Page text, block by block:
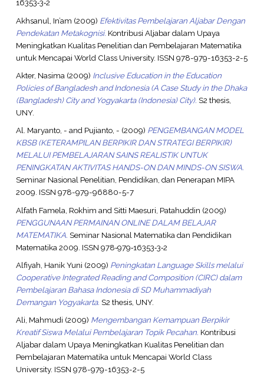
16353‐3‐2
Akhsanul, In’am (2009) Efektivitas Pembelajaran Aljabar Dengan
Pendekatan Metakognisi. Kontribusi Aljabar dalam Upaya
Meningkatkan Kualitas Penelitian dan Pembelajaran Matematika
untuk Mencapai World Class University. ISSN 978-979-16353-2-5
Akter, Nasima (2009) Inclusive Education in the Education
Policies of Bangladesh and Indonesia (A Case Study in the Dhaka
(Bangladesh) City and Yogyakarta (Indonesia) City). S2 thesis,
UNY.
Al. Maryanto, - and Pujianto, - (2009) PENGEMBANGAN MODEL
KBSB (KETERAMPILAN BERPIKIR DAN STRATEGI BERPIKIR)
MELALUI PEMBELAJARAN SAINS REALISTIK UNTUK
PENINGKATAN AKTIVITAS HANDS-ON DAN MINDS-ON SISWA.
Seminar Nasional Penelitian, Pendidikan, dan Penerapan MIPA
2009. ISSN 978-979-96880-5-7
Alfath Famela, Rokhim and Sitti Maesuri, Patahuddin (2009)
PENGGUNAAN PERMAINAN ONLINE DALAM BELAJAR
MATEMATIKA. Seminar Nasional Matematika dan Pendidikan
Matematika 2009. ISSN 978‐979‐16353‐3‐2
Alfiyah, Hanik Yuni (2009) Peningkatan Language Skills melalui
Cooperative Integrated Reading and Composition (CIRC) dalam
Pembelajaran Bahasa Indonesia di SD Muhammadiyah
Demangan Yogyakarta. S2 thesis, UNY.
Ali, Mahmudi (2009) Mengembangan Kemampuan Berpikir
Kreatif Siswa Melalui Pembelajaran Topik Pecahan. Kontribusi
Aljabar dalam Upaya Meningkatkan Kualitas Penelitian dan
Pembelajaran Matematika untuk Mencapai World Class
University. ISSN 978-979-16353-2-5